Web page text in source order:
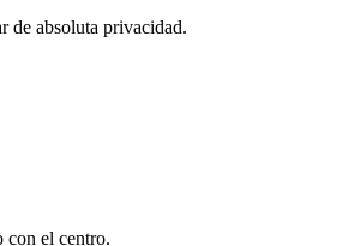
de absoluta privacidad.
con el centro.